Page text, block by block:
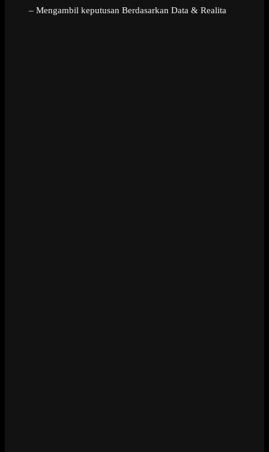
– Mengambil keputusan Berdasarkan Data & Realita